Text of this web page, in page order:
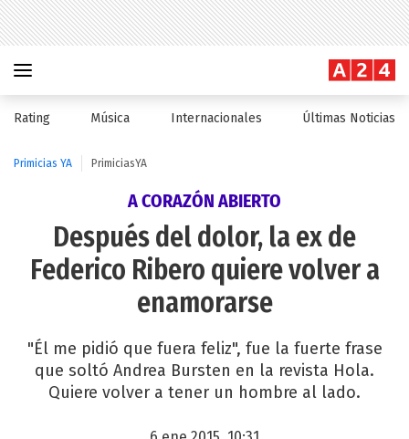
Rating Música Internacionales Últimas Noticias
Primicias YA PrimiciasYA
A CORAZÓN ABIERTO
Después del dolor, la ex de
Federico Ribero quiere volver a
enamorarse
"Él me pidió que fuera feliz", fue la fuerte frase
que soltó Andrea Bursten en la revista Hola.
Quiere volver a tener un hombre al lado.